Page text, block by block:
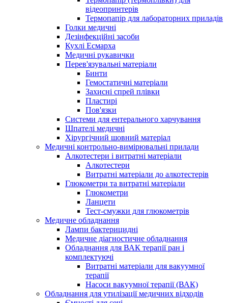
відеопринтерів
Термопапір для лабораторних приладів
Голки медичні
Дезінфекційні засоби
Кухлі Есмарха
Медичні рукавички
Перев'язувальні матеріали
Бинти
Гемостатичні матеріали
Захисні спрей плівки
Пластирі
Пов'язки
Системи для ентерального харчування
Шпателі медичні
Хірургічний шовний матеріал
Медичні контрольно-вимірювальні прилади
Алкотестери і витратні матеріали
Алкотестери
Витратні матеріали до алкотестерів
Глюкометри та витратні матеріали
Глюкометри
Ланцети
Тест-смужки для глюкометрів
Медичне обладнання
Лампи бактерицидні
Медичне діагностичне обладнання
Обладнання для ВАК терапії ран і
комплектуючі
Витратні матеріали для вакуумної
терапії
Насоси вакуумної терапії (ВАК)
Обладнання для утилізації медичних відходів